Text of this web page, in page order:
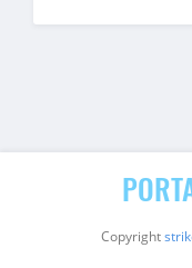
Copyright